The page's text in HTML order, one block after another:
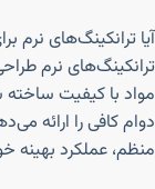
آیا ترانکینگ‌های نرم
ترانکینگ‌های نرم
مواد با کیفیت
دوام کافی را ارائه
منظم، عملکرد بهینه